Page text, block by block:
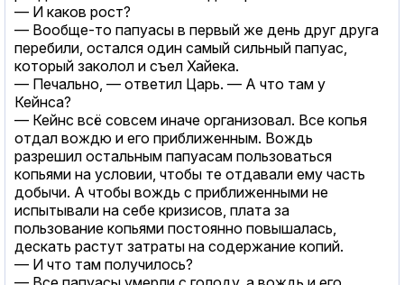
— И каков рост?
— Вообще-то папуасы в первый же день друг друга
перебили, остался один самый сильный папуас,
который заколол и съел Хайека.
— Печально, — ответил Царь. — А что там у
Кейнса?
— Кейнс всё совсем иначе организовал. Все копья
отдал вождю и его приближенным. Вождь
разрешил остальным папуасам пользоваться
копьями на условии, чтобы те отдавали ему часть
добычи. А чтобы вождь с приближенными не
испытывали на себе кризисов, плата за
пользование копьями постоянно повышалась,
дескать растут затраты на содержание копий.
— И что там получилось?